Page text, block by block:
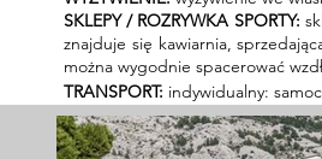
SKLEPY / ROZRYWKA SPORTY:
znajduje się kawiarnia,
można wygodnie spacerować
TRANSPORT: indywidualny: